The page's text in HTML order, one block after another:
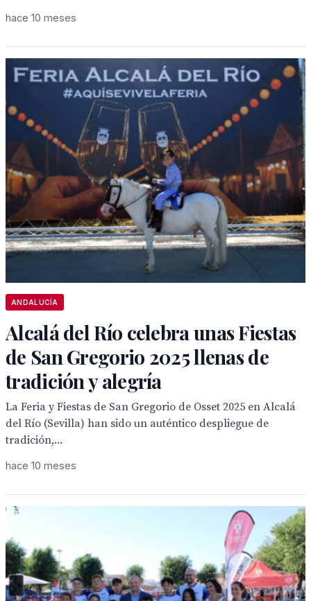
hace 10 meses
ANDALUCÍA
Alcalá del Río celebra unas Fiestas
de San Gregorio 2025 llenas de
tradición y alegría
La Feria y Fiestas de San Gregorio de Osset 2025 en Alcalá
del Río (Sevilla) han sido un auténtico despliegue de
tradición,...
hace 10 meses